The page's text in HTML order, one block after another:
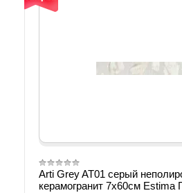
Arti Grey AT01 серый
керамогранит 7х60см Estima